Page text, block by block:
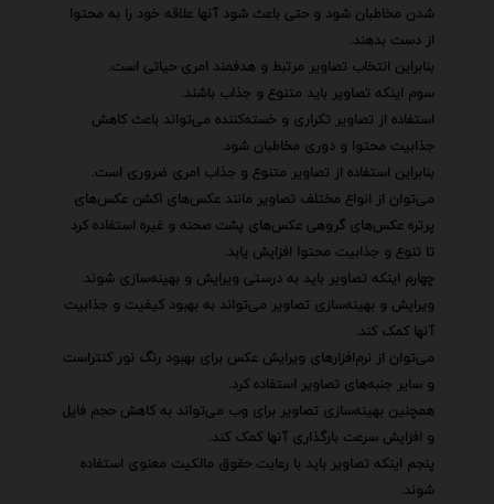
شدن مخاطبان شود و حتی باعث شود آنها علاقه خود را به محتوا
از دست بدهند.
بنابراین انتخاب تصاویر مرتبط و هدفمند امری حیاتی است.
سوم اینکه تصاویر باید متنوع و جذاب باشند.
استفاده از تصاویر تکراری و خسته‌کننده می‌تواند باعث کاهش
جذابیت محتوا و دوری مخاطبان شود.
بنابراین استفاده از تصاویر متنوع و جذاب امری ضروری است.
می‌توان از انواع مختلف تصاویر مانند عکس‌های اکشن عکس‌های
پرتره عکس‌های گروهی عکس‌های پشت صحنه و غیره استفاده کرد
تا تنوع و جذابیت محتوا افزایش یابد.
چهارم اینکه تصاویر باید به درستی ویرایش و بهینه‌سازی شوند.
ویرایش و بهینه‌سازی تصاویر می‌تواند به بهبود کیفیت و جذابیت
آنها کمک کند.
می‌توان از نرم‌افزارهای ویرایش عکس برای بهبود رنگ نور کنتراست
و سایر جنبه‌های تصاویر استفاده کرد.
همچنین بهینه‌سازی تصاویر برای وب می‌تواند به کاهش حجم فایل
و افزایش سرعت بارگذاری آنها کمک کند.
پنجم اینکه تصاویر باید با رعایت حقوق مالکیت معنوی استفاده
شوند.